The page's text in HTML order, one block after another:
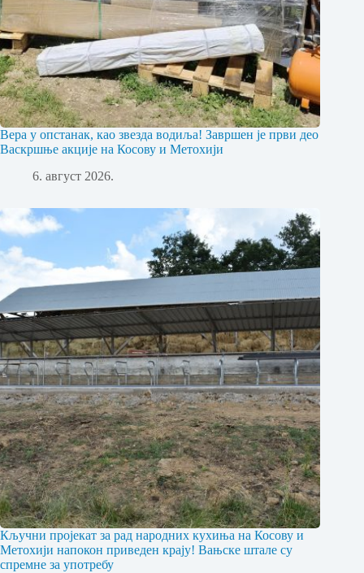
Вера у опстанак, као звезда водиља! Завршен је први део
Васкршње акције на Косову и Метохији
6. август 2026.
Кључни пројекат за рад народних кухиња на Косову и
Метохији напокон приведен крају! Вањске штале су
спремне за употребу